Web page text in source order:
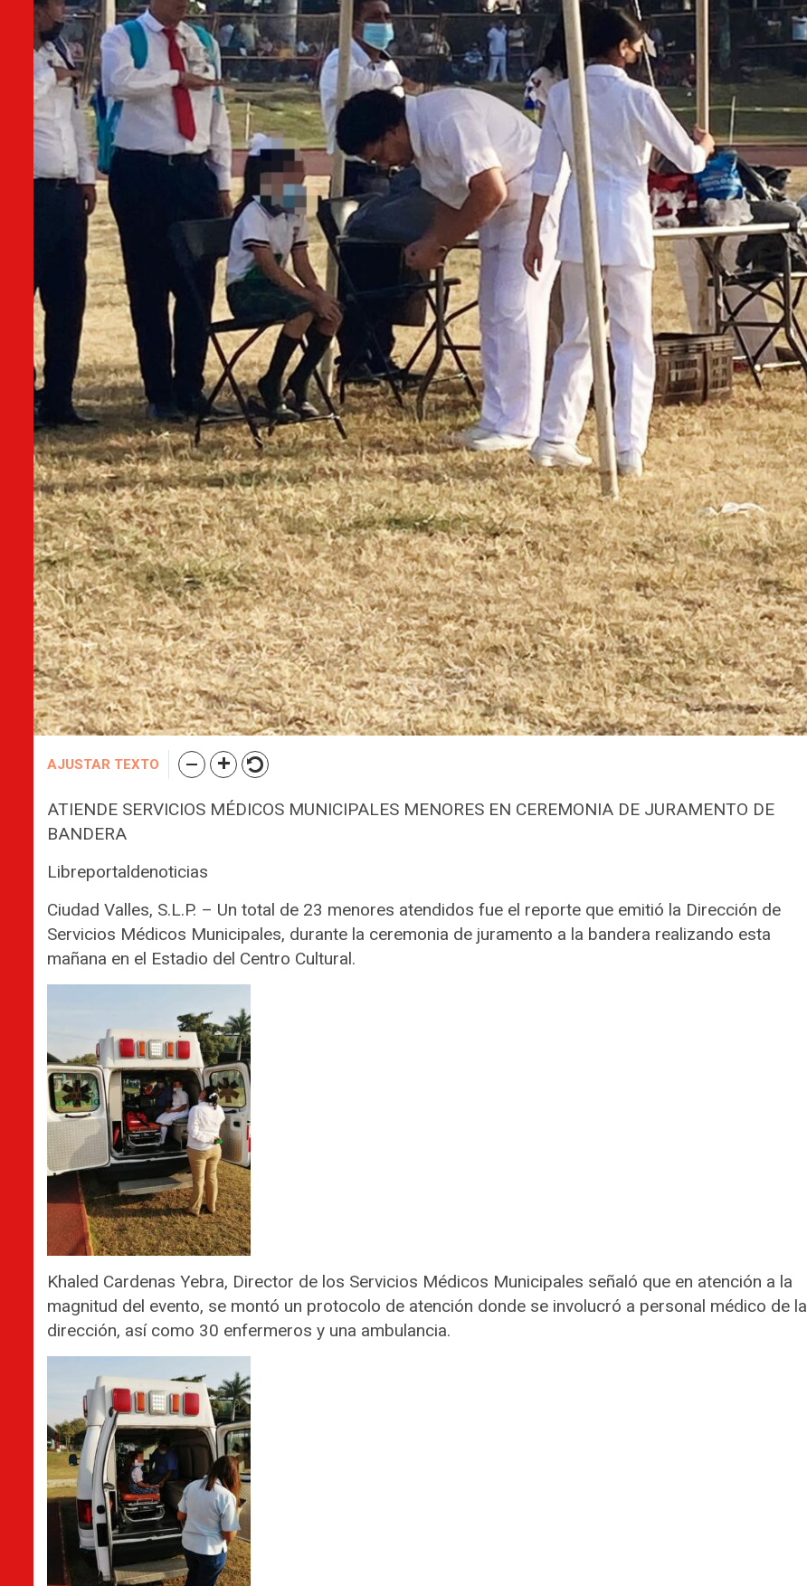
AJUSTAR TEXTO
ATIENDE SERVICIOS MÉDICOS MUNICIPALES MENORES EN CEREMONIA DE JURAMENTO DE
BANDERA
Libreportaldenoticias
Ciudad Valles, S.L.P. – Un total de 23 menores atendidos fue el reporte que emitió la Dirección de
Servicios Médicos Municipales, durante la ceremonia de juramento a la bandera realizando esta
mañana en el Estadio del Centro Cultural.
Khaled Cardenas Yebra, Director de los Servicios Médicos Municipales señaló que en atención a la
magnitud del evento, se montó un protocolo de atención donde se involucró a personal médico de la
dirección, así como 30 enfermeros y una ambulancia.